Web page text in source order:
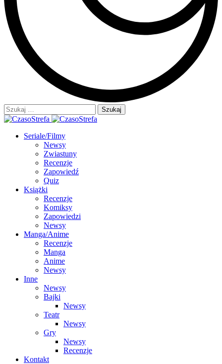
Szukaj:
Seriale/Filmy
Newsy
Zwiastuny
Recenzje
Zapowiedź
Quiz
Książki
Recenzje
Komiksy
Zapowiedzi
Newsy
Manga/Anime
Recenzje
Manga
Anime
Newsy
Inne
Newsy
Bajki
Newsy
Teatr
Newsy
Gry
Newsy
Recenzje
Kontakt